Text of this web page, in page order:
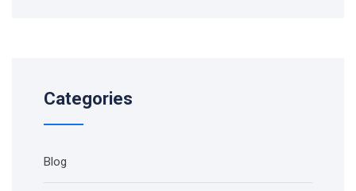
Categories
Blog